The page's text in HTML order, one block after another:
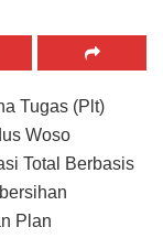
Tugas (Plt)
Woso
Total Berbasis
Plan